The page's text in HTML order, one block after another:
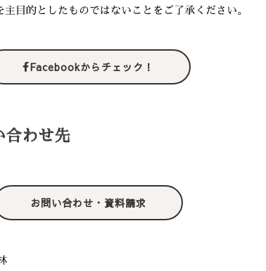
目的としたものではないことをご了承ください。
Facebookからチェック！
合わせ先
お問い合わせ・資料請求